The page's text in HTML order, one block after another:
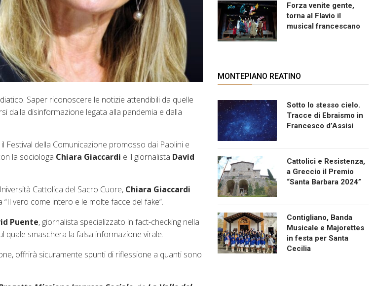
Saper riconoscere le notizie attendibili da quelle
dalla disinformazione legata alla pandemia e dalla
il Festival della Comunicazione promosso dai Paolini e
la sociologa Chiara Giaccardi e il giornalista David
Cattolica del Sacro Cuore, Chiara Giaccardi
vero come intero e le molte facce del fake”.
Puente, giornalista specializzato in fact-checking nella
quale smaschera la falsa informazione virale.
offrirà sicuramente spunti di riflessione a quanti sono
Forza venite gente,
torna al Flavio il
musical francescano
MONTEPIANO REATINO
Sotto lo stesso cielo.
Tracce di Ebraismo in
Francesco d’Assisi
Cattolici e Resistenza,
a Greccio il Premio
“Santa Barbara 2024”
Contigliano, Banda
Musicale e Majorettes
in festa per Santa
Cecilia